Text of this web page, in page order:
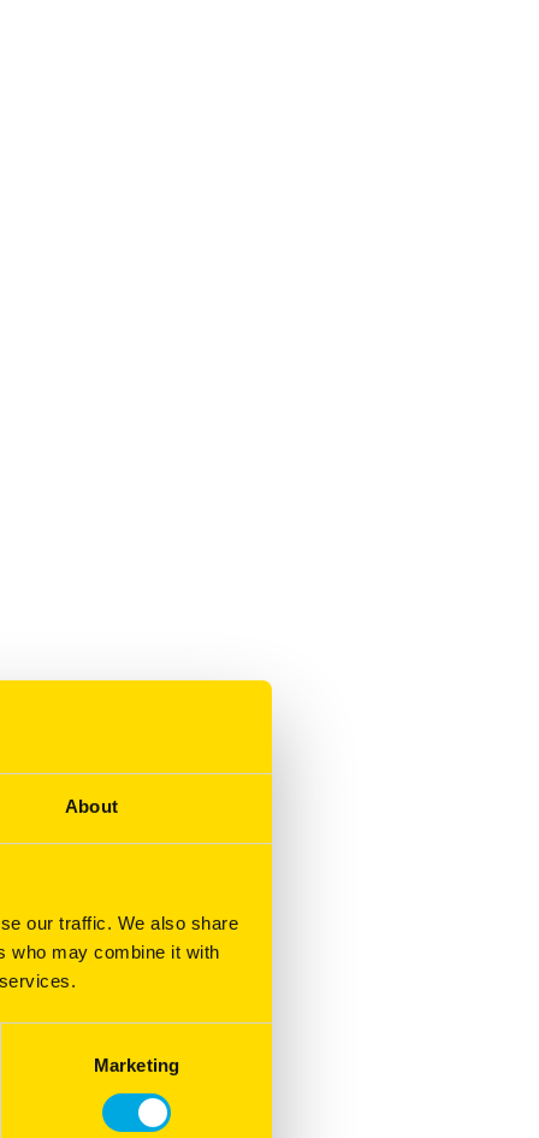
About
our traffic. We also share
who may combine it with
Marketing